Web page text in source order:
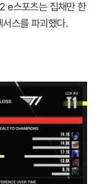
e스포츠는 집채만 한
스를 파괴했다.